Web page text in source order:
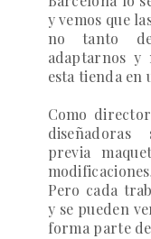
y vemos que
no tanto de
adaptarnos y
esta tienda en
Como
previa
Pero cada
y se pueden
forma parte